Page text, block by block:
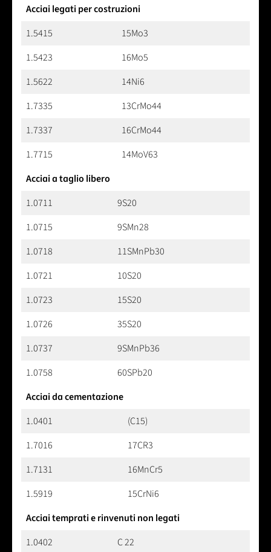
Acciai legati per costruzioni
1.5415
15Mo3
1.5423
16Mo5
1.5622
14Ni6
1.7335
13CrMo44
1.7337
16CrMo44
1.7715
14MoV63
Acciai a taglio libero
1.0711
9S20
1.0715
9SMn28
1.0718
11SMnPb30
1.0721
10S20
1.0723
15S20
1.0726
35S20
1.0737
9SMnPb36
1.0758
60SPb20
Acciai da cementazione
1.0401
(C15)
1.7016
17CR3
1.7131
16MnCr5
1.5919
15CrNi6
Acciai temprati e rinvenuti non legati
1.0402
C 22